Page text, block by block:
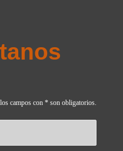
campos con * son obligatorios.